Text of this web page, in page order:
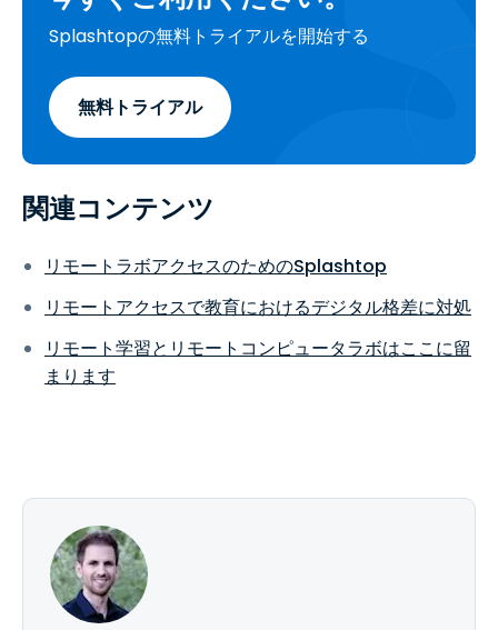
Splashtopの無料トライアルを開始する
無料トライアル
関連コンテンツ
リモートラボアクセスのためのSplashtop
リモートアクセスで教育におけるデジタル格差に対処
リモート学習とリモートコンピュータラボはここに留
まります